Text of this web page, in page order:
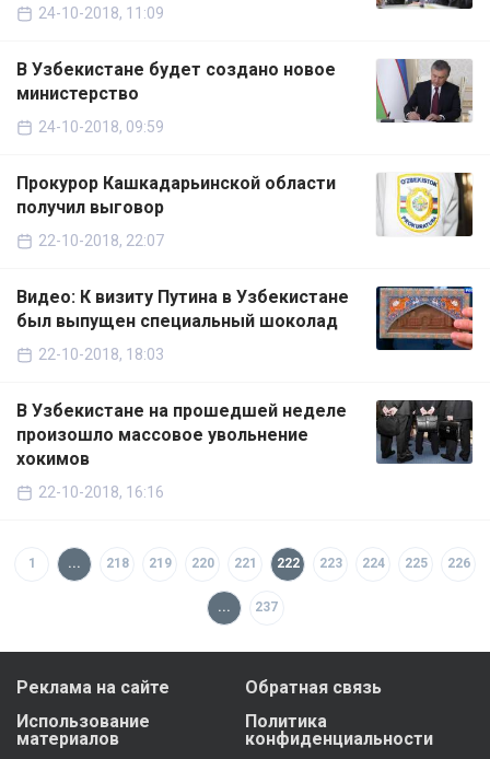
24-10-2018, 11:09
В Узбекистане будет создано новое
министерство
24-10-2018, 09:59
Прокурор Кашкадарьинской области
получил выговор
22-10-2018, 22:07
Видео: К визиту Путина в Узбекистане
был выпущен специальный шоколад
22-10-2018, 18:03
В Узбекистане на прошедшей неделе
произошло массовое увольнение
хокимов
22-10-2018, 16:16
1 ... 218 219 220 221 222 223 224 225 226
... 237
Реклама на сайте
Обратная связь
Использование
материалов
Политика
конфиденциальности